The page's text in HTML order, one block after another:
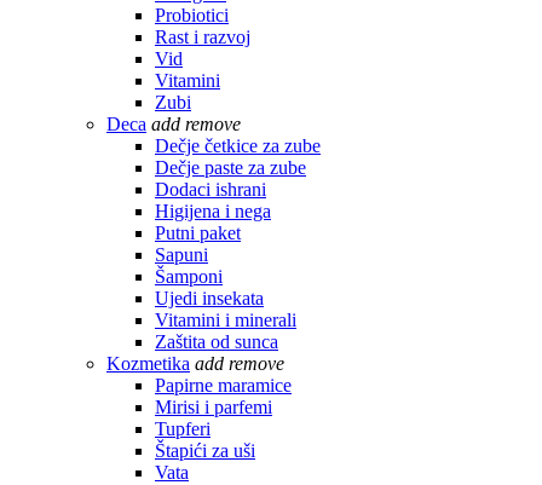
Probiotici
Rast i razvoj
Vid
Vitamini
Zubi
Deca add remove
Dečje četkice za zube
Dečje paste za zube
Dodaci ishrani
Higijena i nega
Putni paket
Sapuni
Šamponi
Ujedi insekata
Vitamini i minerali
Zaštita od sunca
Kozmetika add remove
Papirne maramice
Mirisi i parfemi
Tupferi
Štapići za uši
Vata